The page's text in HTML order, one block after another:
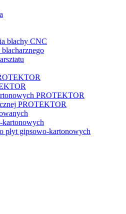
blachy CNC
PROTEKTOR
PROTEKTOR
kartonowych
płyt gipsowo-kartonowych